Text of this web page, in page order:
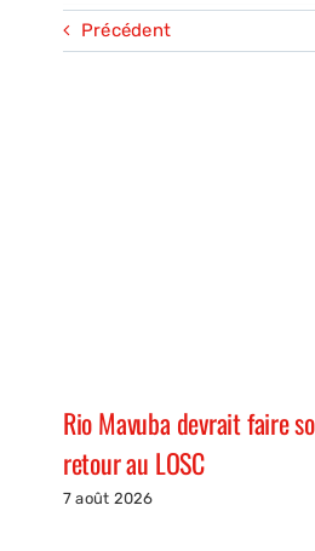
Précédent
Rio Mavuba devrait faire
retour au LOSC
7 août 2026